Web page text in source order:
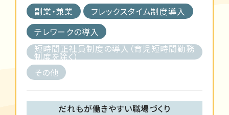
副業・兼業
フレックスタイム制度導入
テレワークの導入
短時間正社員制度の導入（育児短時間勤務
制度を除く）
その他
だれもが働きやすい職場づくり